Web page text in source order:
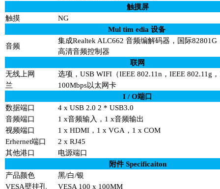
触摸屏
触摸
NG
Mul tim edia 设备
音频
集成Realtek ALC662 音频编解码器，国际82801G
高清音频控制器
联网
无线上网
选项，USB WIFI（IEEE 802.11n，IEEE 802.11g
兰
100Mbps以太网卡
I / O端口
数据端口
4 x USB 2.0 2 * USB3.0
音频端口
1 x音频输入，1 x音频输出
视频端口
1 x HDMI，1 x VGA，1 x COM
Erhernet端口
2 x RJ45
其他港口
电源端口
附件 Specificaiton
产品颜色
黑/白/银
VESA壁挂孔
VESA 100 x 100MM